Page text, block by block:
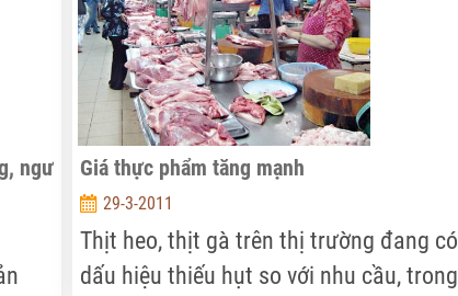
ngư
Giá thực phẩm tăng mạnh
29-3-2011
Thịt heo, thịt gà trên thị trường đang có
dấu hiệu thiếu hụt so với nhu cầu, trong